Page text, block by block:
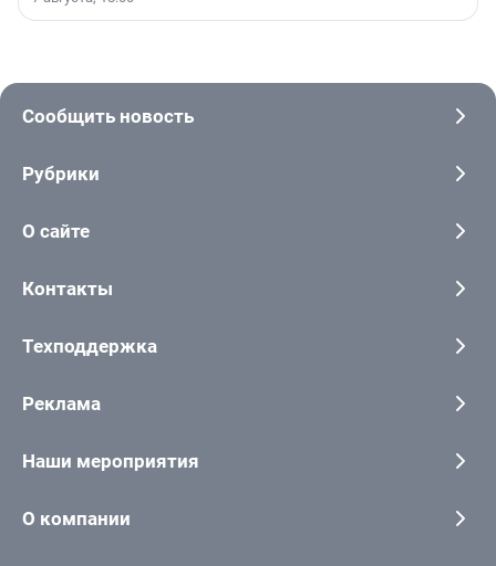
Сообщить новость
Рубрики
О сайте
Контакты
Техподдержка
Реклама
Наши мероприятия
О компании